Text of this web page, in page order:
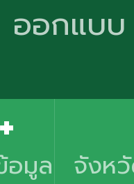
ออกแบ
อมูล จังห